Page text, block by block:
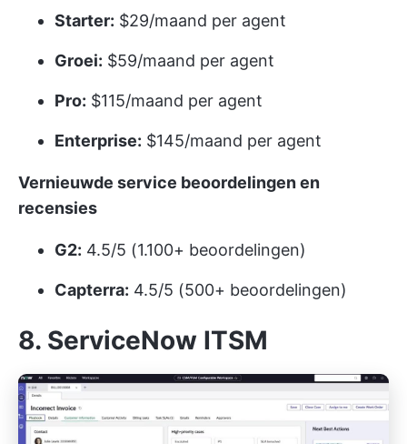
Starter: $29/maand per agent
Groei: $59/maand per agent
Pro: $115/maand per agent
Enterprise: $145/maand per agent
Vernieuwde service beoordelingen en
recensies
G2: 4.5/5 (1.100+ beoordelingen)
Capterra: 4.5/5 (500+ beoordelingen)
8. ServiceNow ITSM